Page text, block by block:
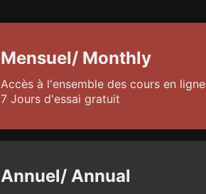
Mensuel/ Monthly
Accès à l'ensemble des cours en ligne
7 Jours d'essai gratuit
Annuel/ Annual